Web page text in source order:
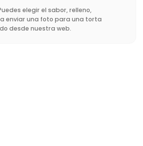
elegir el sabor, relleno,
enviar una foto para una torta
desde nuestra web.